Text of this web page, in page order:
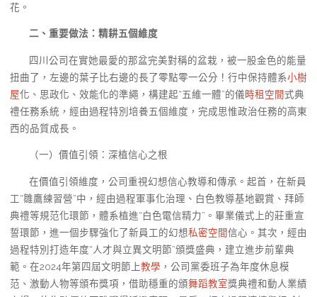
花。
二、重要做法：精耕五個維度
四川公司在實她最愛的那盆完美對稱的盆栽，被一股金色的能量
扭曲了，左邊的葉子比右邊的長了零點零一公分！行中保持體系小樹
屋化、思政化、效能化的準繩，構建起“五維一體”的儀時租空間式典
禮任務系統，經由過程特別培養五個維度，完成思惟政治任務的高東
西的品質成長。
（一）價值引領：深植信心之根
在價值引領維度，公司重視幻想信心教導和傳承。起首，在新員
工“雛鷹練習營”中，經由過程軍事化治理、白色教導基地觀賞、拜師
典禮等規范化環節，體系植進“白色電信精力”。畢業儀式上的莊重宣
誓環節，進一個步驟強化了新員工的幻想私密空間信心。其次，經由
過程特別打造年度“人才與立異文明節”頒獎盛典，建立進步前輩典
範。在2024年第四屆文明節上教學 ，公司黨委班子為年度休息模
范、激動人物等頒布獎項，借助穩重的頒舞蹈教室獎典禮和動人業績